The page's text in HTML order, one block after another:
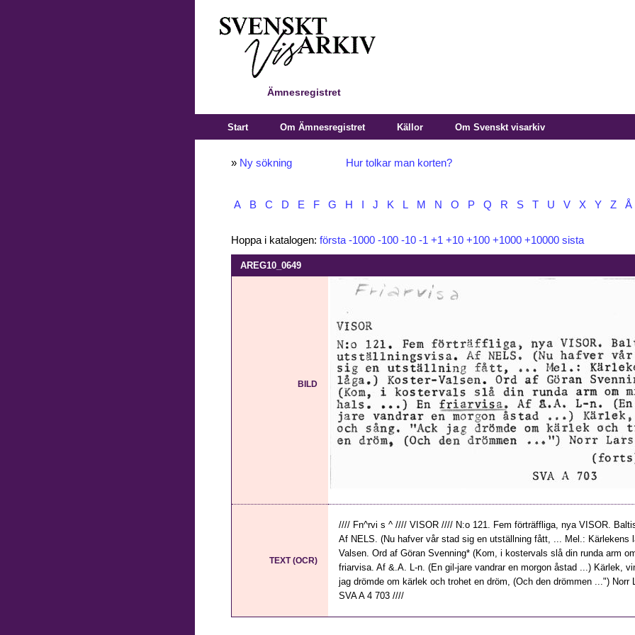
Ämnesregistret
Start Om Ämnesregistret Källor Om Svenskt visarkiv
» Ny sökning Hur tolkar man korten?
A B C D E F G H J K L M N O P Q R S T U V X Y Z Å
Hoppa i katalogen: första -1000 -100 -10 -1 +1 +10 +100 +1000 +10000 sista
AREG10_0649
BILD
TEXT (OCR)
//// Fn^rvi s ^ //// VISOR //// N:o 121. Fem förträffliga, nya VISOR.
Af NELS. (Nu hafver vår stad sig en utställning fått, ... Mel.: Kärlekens
Valsen. Ord af Göran Svenning* (Kom, i kostervals slå din runda arm
friarvisa. Af &.A. L-n. (En gil-jare vandrar en morgon åstad ...) Kärlek,
jag drömde om kärlek och trohet en dröm, (Och den drömmen ...") Norr
SVA A 4 703 ////